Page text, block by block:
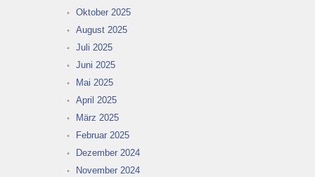
Oktober 2025
August 2025
Juli 2025
Juni 2025
Mai 2025
April 2025
März 2025
Februar 2025
Dezember 2024
November 2024